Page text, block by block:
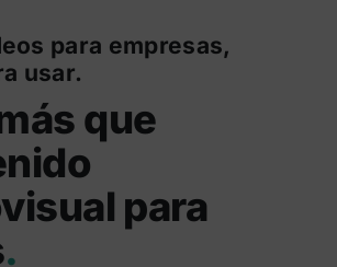
para empresas,
usar.
que
para
.